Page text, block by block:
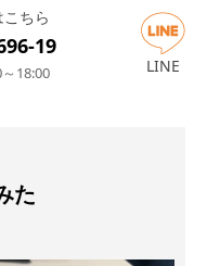
ちら
19
18:00 LINE
た